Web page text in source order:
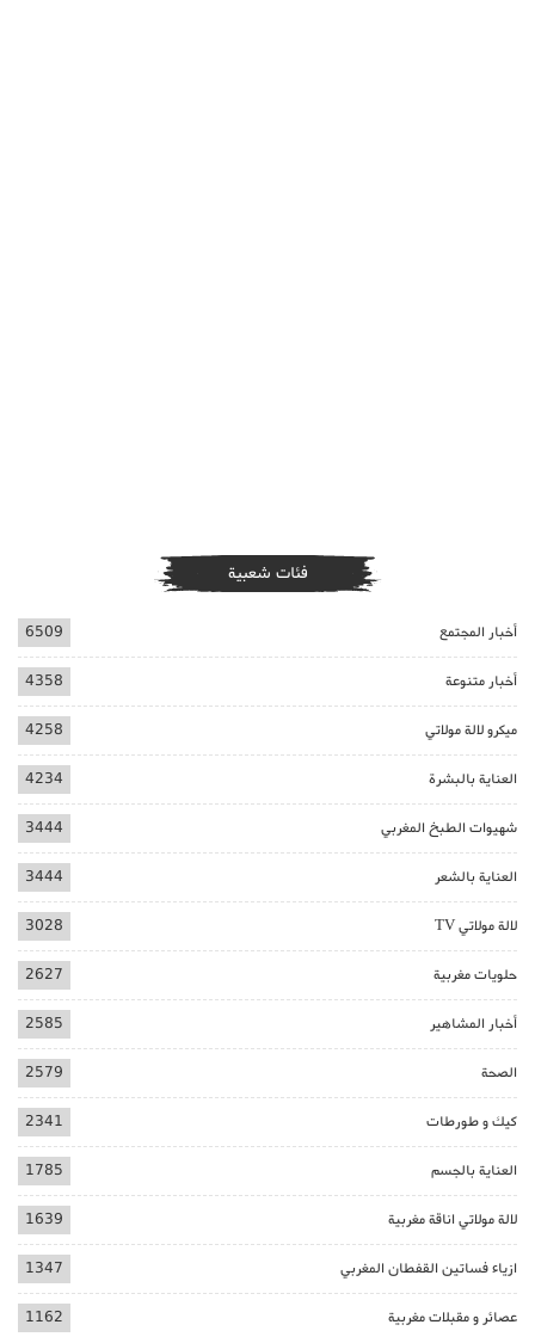
فئات شعبية
أخبار المجتمع 6509
أخبار متنوعة 4358
ميكرو لالة مولاتي 4258
العناية بالبشرة 4234
شهيوات الطبخ المغربي 3444
العناية بالشعر 3444
لالة مولاتي TV 3028
حلويات مغربية 2627
أخبار المشاهير 2585
الصحة 2579
كيك و طورطات 2341
العناية بالجسم 1785
لالة مولاتي اناقة مغربية 1639
ازياء فساتين القفطان المغربي 1347
عصائر و مقبلات مغربية 1162